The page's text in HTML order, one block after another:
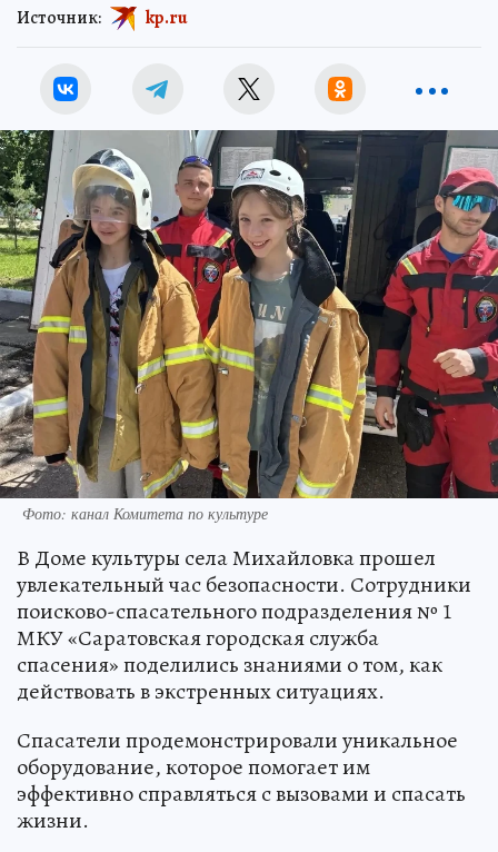
Источник: kp.ru
Фото: канал Комитета по культуре
В Доме культуры села Михайловка прошел
увлекательный час безопасности. Сотрудники
поисково-спасательного подразделения № 1
МКУ «Саратовская городская служба
спасения» поделились знаниями о том, как
действовать в экстренных ситуациях.
Спасатели продемонстрировали уникальное
оборудование, которое помогает им
эффективно справляться с вызовами и спасать
жизни.